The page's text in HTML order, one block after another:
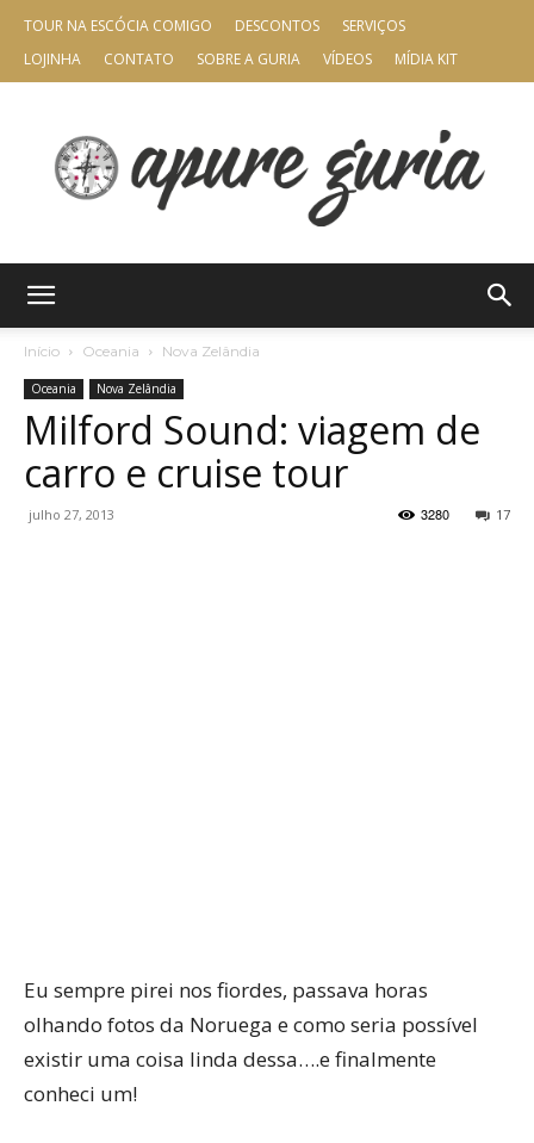
TOUR NA ESCÓCIA COMIGO DESCONTOS
SERVIÇOS
LOJINHA
CONTATO SOBRE A GURIA VÍDEOS MÍDIA KIT
Guria
Início Oceania Nova Zelândia
Oceania Nova Zelândia
Milford Sound: viagem de
carro e cruise tour
julho 27, 2013 17
3280
Eu sempre pirei nos fiordes, passava horas
olhando fotos da Noruega e como seria possível
existir uma coisa linda dessa….e finalmente
conheci um!